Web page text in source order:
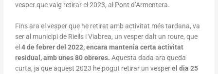
vesper que vaig retirar el 2023, al Pont d’Armentera.
Fins ara el vesper que he retirat amb activitat més tardana, va
ser al municipi de Riells i Viabrea, un vesper dalt un roure, que
el4 de febrer del 2022,encara mantenia certa activitat
residual, amb unes 80 obreres. Aquesta dada ara queda
curta, ja que aquest 2023 he pogut retirar un vesperel dia 25